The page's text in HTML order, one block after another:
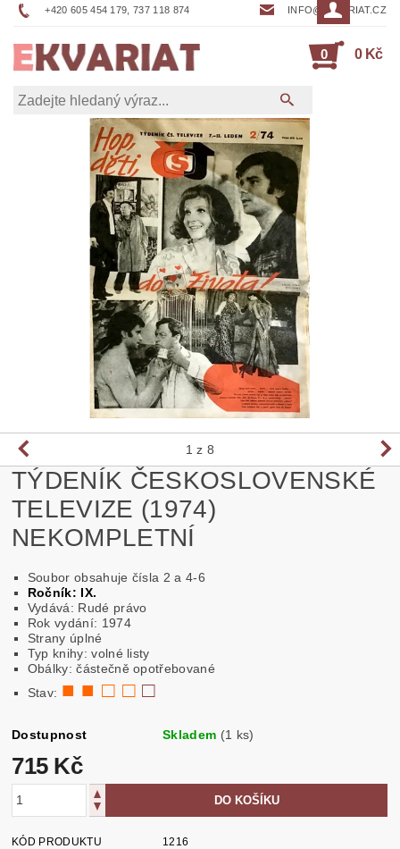
+420 605 454 179, 737 118 874 INFO@EKVARIAT.CZ
0 0 Kč
1 z 8
TÝDENÍK ČESKOSLOVENSKÉ
TELEVIZE (1974)
NEKOMPLETNÍ
Soubor obsahuje čísla 2 a 4-6
Ročník: IX.
Vydává: Rudé právo
Rok vydání: 1974
Strany úplné
Typ knihy: volné listy
Obálky: částečně opotřebované
Stav: ■ ■ □ □ □
Dostupnost Skladem (1 ks)
715 Kč
KÓD PRODUKTU
1216